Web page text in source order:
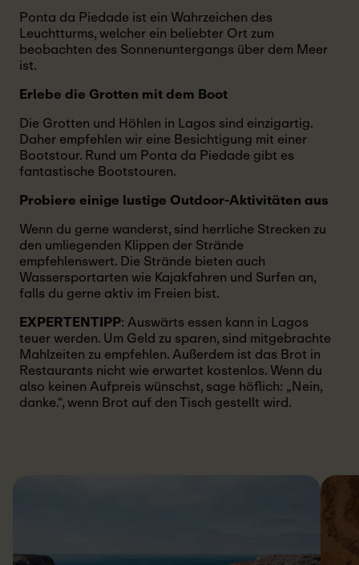
Ponta da Piedade ist ein Wahrzeichen des
Leuchtturms, welcher ein beliebter Ort zum
beobachten des Sonnenuntergangs über dem Meer
ist.
Erlebe die Grotten mit dem Boot
Die Grotten und Höhlen in Lagos sind einzigartig.
Daher empfehlen wir eine Besichtigung mit einer
Bootstour. Rund um Ponta da Piedade gibt es
fantastische Bootstouren.
Probiere einige lustige Outdoor-Aktivitäten aus
Wenn du gerne wanderst, sind herrliche Strecken zu
den umliegenden Klippen der Strände
empfehlenswert. Die Strände bieten auch
Wassersportarten wie Kajakfahren und Surfen an,
falls du gerne aktiv im Freien bist.
EXPERTENTIPP: Auswärts essen kann in Lagos
teuer werden. Um Geld zu sparen, sind mitgebrachte
Mahlzeiten zu empfehlen. Außerdem ist das Brot in
Restaurants nicht wie erwartet kostenlos. Wenn du
also keinen Aufpreis wünschst, sage höflich: „Nein,
danke.“, wenn Brot auf den Tisch gestellt wird.